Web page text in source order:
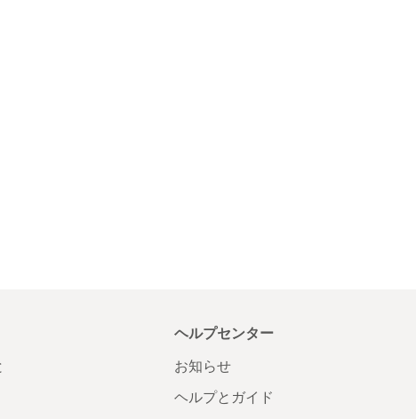
ヘルプセンター
お知らせ
ヘルプとガイド